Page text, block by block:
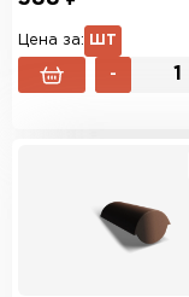
Цена за: ШТ
-